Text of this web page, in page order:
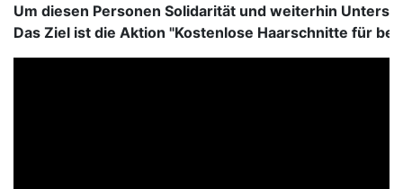
Um diesen Personen Solidarität und weiterhin
Das Ziel ist die Aktion "Kostenlose Haarschnitte für